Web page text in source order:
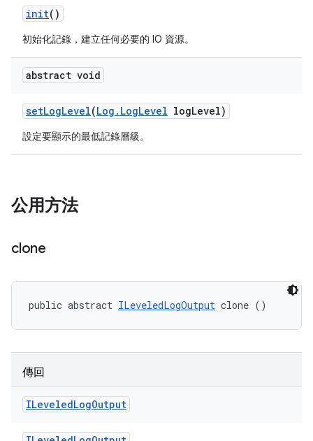
init()
初始化記錄，建立任何必要的 IO 資源。
abstract void
setLogLevel(Log . LogLevel logLevel)
設定要顯示的最低記錄層級。
公用方法
clone
public abstract ILeveledLogOutput clone ()
傳回
ILeveledLogOutput